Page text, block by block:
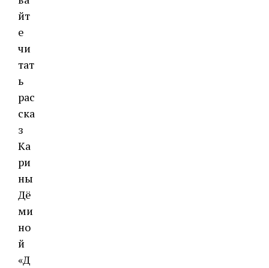
йт
е
чи
тат
ь
рас
ска
з
Ка
ри
ны
Дё
ми
но
й
«Д